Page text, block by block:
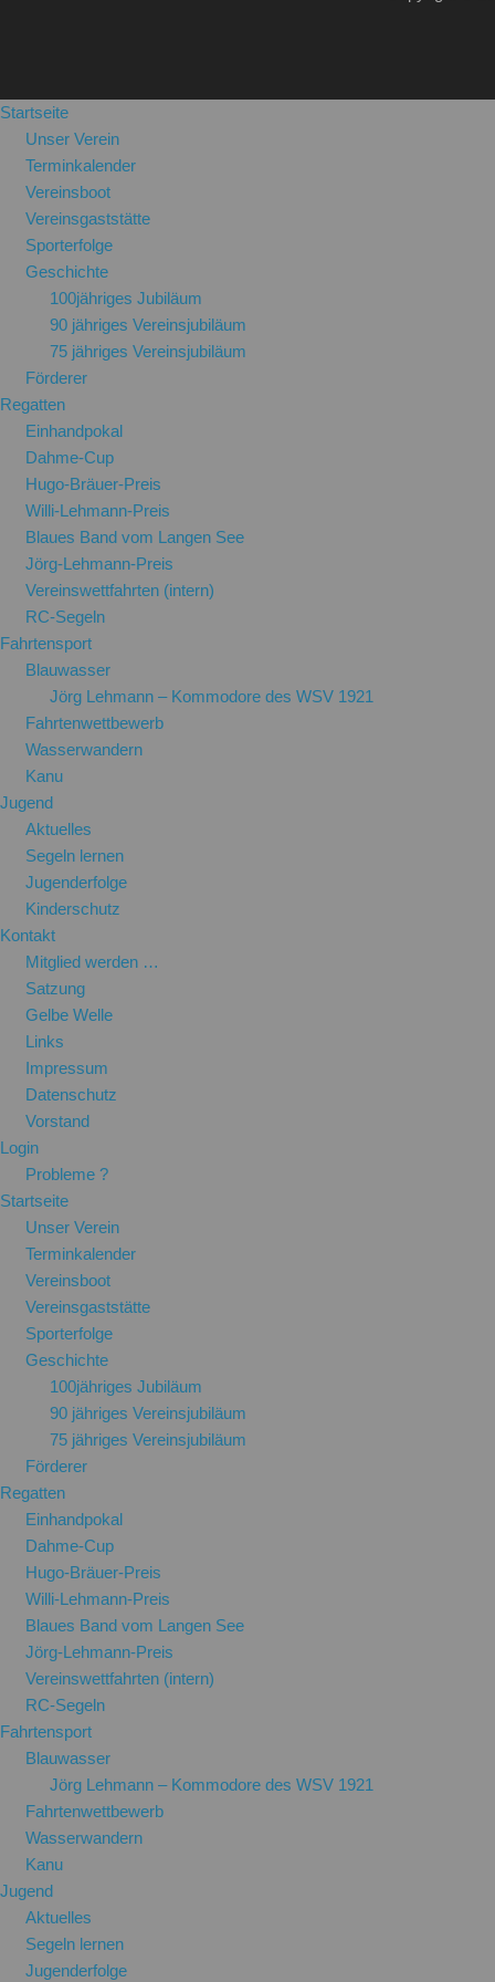
Startseite
Unser Verein
Terminkalender
Vereinsboot
Vereinsgaststätte
Sporterfolge
Geschichte
100jähriges Jubiläum
90 jähriges Vereinsjubiläum
75 jähriges Vereinsjubiläum
Förderer
Regatten
Einhandpokal
Dahme-Cup
Hugo-Bräuer-Preis
Willi-Lehmann-Preis
Blaues Band vom Langen See
Jörg-Lehmann-Preis
Vereinswettfahrten (intern)
RC-Segeln
Fahrtensport
Blauwasser
Jörg Lehmann – Kommodore des WSV 1921
Fahrtenwettbewerb
Wasserwandern
Kanu
Jugend
Aktuelles
Segeln lernen
Jugenderfolge
Kinderschutz
Kontakt
Mitglied werden …
Satzung
Gelbe Welle
Links
Impressum
Datenschutz
Vorstand
Login
Probleme ?
Startseite
Unser Verein
Terminkalender
Vereinsboot
Vereinsgaststätte
Sporterfolge
Geschichte
100jähriges Jubiläum
90 jähriges Vereinsjubiläum
75 jähriges Vereinsjubiläum
Förderer
Regatten
Einhandpokal
Dahme-Cup
Hugo-Bräuer-Preis
Willi-Lehmann-Preis
Blaues Band vom Langen See
Jörg-Lehmann-Preis
Vereinswettfahrten (intern)
RC-Segeln
Fahrtensport
Blauwasser
Jörg Lehmann – Kommodore des WSV 1921
Fahrtenwettbewerb
Wasserwandern
Kanu
Jugend
Aktuelles
Segeln lernen
Jugenderfolge